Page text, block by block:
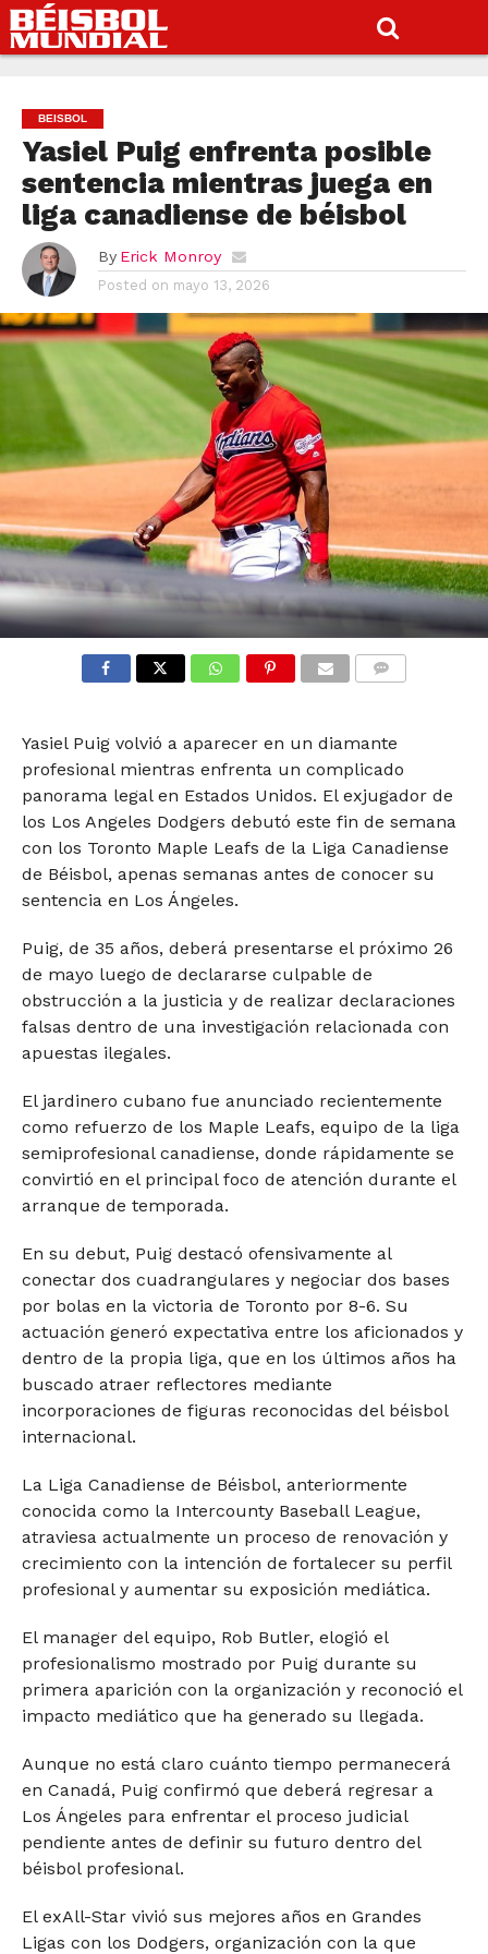
BEISBOL
Yasiel Puig enfrenta posible
sentencia mientras juega en
liga canadiense de béisbol
By Erick Monroy
Posted on mayo 13, 2026
Yasiel Puig volvió a aparecer en un diamante
profesional mientras enfrenta un complicado
panorama legal en Estados Unidos. El exjugador de
los Los Angeles Dodgers debutó este fin de semana
con los Toronto Maple Leafs de la Liga Canadiense
de Béisbol, apenas semanas antes de conocer su
sentencia en Los Ángeles.
Puig, de 35 años, deberá presentarse el próximo 26
de mayo luego de declararse culpable de
obstrucción a la justicia y de realizar declaraciones
falsas dentro de una investigación relacionada con
apuestas ilegales.
El jardinero cubano fue anunciado recientemente
como refuerzo de los Maple Leafs, equipo de la liga
semiprofesional canadiense, donde rápidamente se
convirtió en el principal foco de atención durante el
arranque de temporada.
En su debut, Puig destacó ofensivamente al
conectar dos cuadrangulares y negociar dos bases
por bolas en la victoria de Toronto por 8-6. Su
actuación generó expectativa entre los aficionados y
dentro de la propia liga, que en los últimos años ha
buscado atraer reflectores mediante
incorporaciones de figuras reconocidas del béisbol
internacional.
La Liga Canadiense de Béisbol, anteriormente
conocida como la Intercounty Baseball League,
atraviesa actualmente un proceso de renovación y
crecimiento con la intención de fortalecer su perfil
profesional y aumentar su exposición mediática.
El manager del equipo, Rob Butler, elogió el
profesionalismo mostrado por Puig durante su
primera aparición con la organización y reconoció el
impacto mediático que ha generado su llegada.
Aunque no está claro cuánto tiempo permanecerá
en Canadá, Puig confirmó que deberá regresar a
Los Ángeles para enfrentar el proceso judicial
pendiente antes de definir su futuro dentro del
béisbol profesional.
El exAll-Star vivió sus mejores años en Grandes
Ligas con los Dodgers, organización con la que